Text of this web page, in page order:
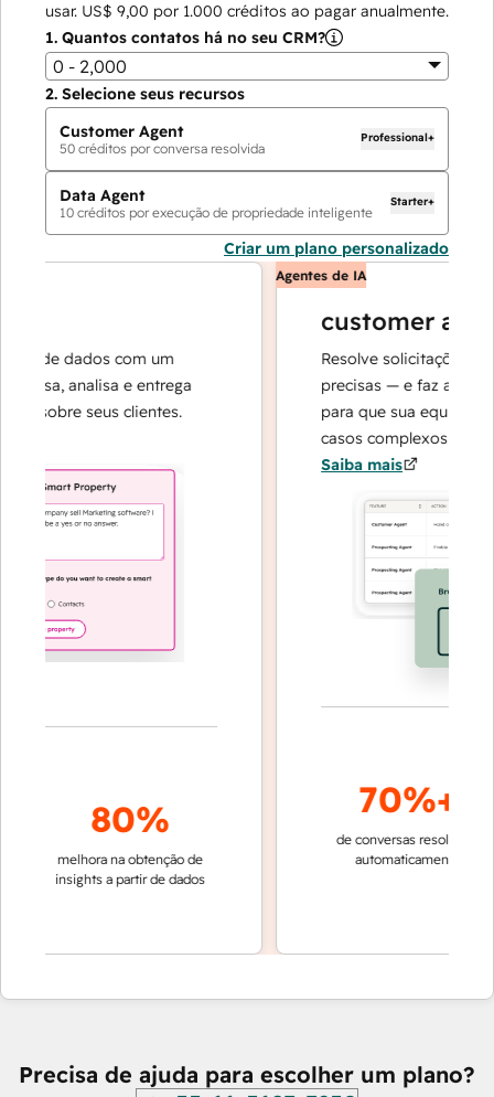
usar. US$ 9,00 por 1.000 créditos ao pagar anualmente.
1. Quantos contatos há no seu CRM?
0 - 2,000
2. Selecione seus recursos
Customer Agent
50 créditos por conversa resolvida
Professional+
Data Agent
10 créditos por execução de propriedade inteligente
Starter+
Criar um plano personalizado
de dados com um
analisa e entrega
sobre seus clientes.
80%
melhora na obtenção de
insights a partir de dados
Agentes de IA
customer agent
Resolve solicitações com
precisas — e faz a
para que sua equipe
casos complexos e na
Saiba mais
70%+
de conversas resolvidas
automaticamente
Precisa de ajuda para escolher um plano?